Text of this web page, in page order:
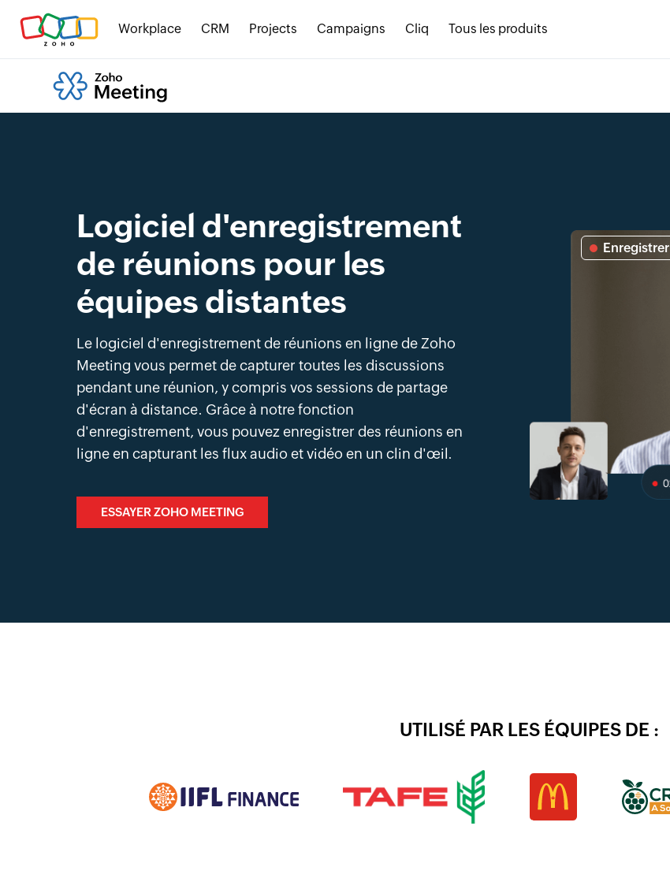
Workplace CRM Projects Campaigns Cliq Tous les produits
Logiciel d'enregistrement
de réunions pour les
équipes distantes
Le logiciel d'enregistrement de réunions en ligne de Zoho
Meeting vous permet de capturer toutes les discussions
pendant une réunion, y compris vos sessions de partage
d'écran à distance. Grâce à notre fonction
d'enregistrement, vous pouvez enregistrer des réunions en
ligne en capturant les flux audio et vidéo en un clin d'œil.
ESSAYER ZOHO MEETING
Enregistrer
UTILISÉ PAR LES ÉQUIPES DE :